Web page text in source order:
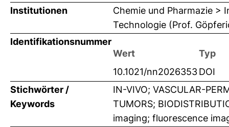
Institutionen
Chemie und Pharmazie >
Technologie (Prof.
Identifikationsnummer
Wert
Typ
10.1021/nn2026353DOI
Stichwörter /
Keywords
IN-VIVO; VASCULAR-
TUMORS;
imaging; fluorescence